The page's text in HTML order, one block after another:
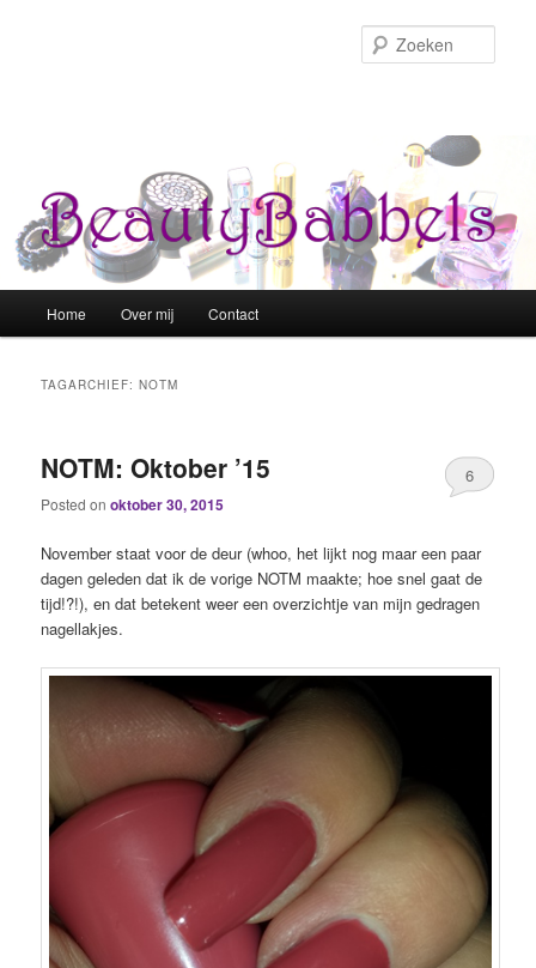
Spring naar de primaire inhoud
Spring naar de secundaire inhoud
Home Over mij Contact
TAGARCHIEF:NOTM
NOTM: Oktober ’15
Posted onoktober 30, 2015
6
November staat voor de deur (whoo, het lijkt nog maar een paar
dagen geleden dat ik de vorige NOTM maakte; hoe snel gaat de
tijd!?!), en dat betekent weer een overzichtje van mijn gedragen
nagellakjes.